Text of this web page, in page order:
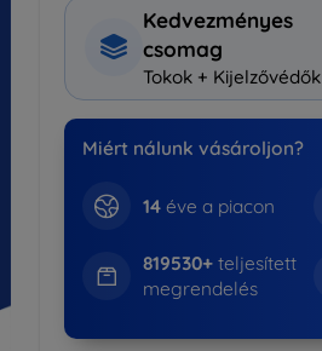
Kedvezményes
csomag
Tokok + Kijelzővédők
Miért nálunk vásároljon?
14éve a piacon
819530+teljesített
megrendelés